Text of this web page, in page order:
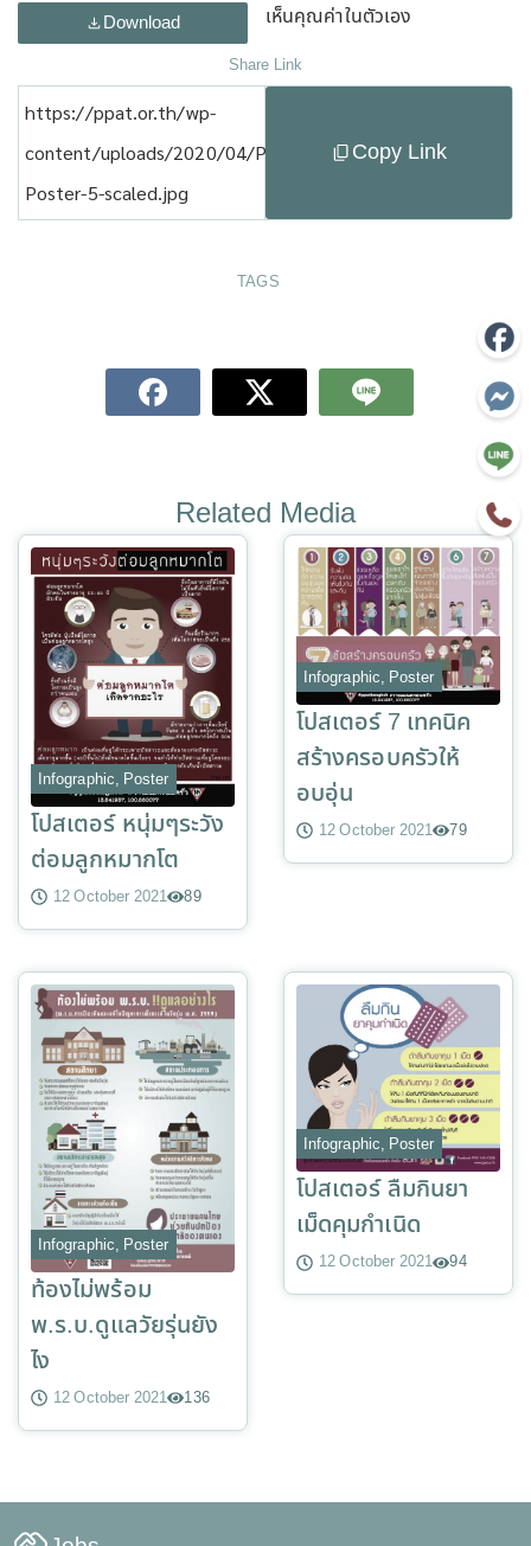
Download เห็นคุณค่าในตัวเอง
Share Link
https://ppat.or.th/wp-
content/uploads/2020/04/PPAT-
Poster-5-scaled.jpg
Copy Link
TAGS
Related Media
Infographic, Poster
โปสเตอร์ หนุ่มๆระวัง
ต่อมลูกหมากโต
12 October 2021 89
Infographic, Poster
โปสเตอร์ 7 เทคนิค
สร้างครอบครัวให้
อบอุ่น
12 October 2021 79
Infographic, Poster
ท้องไม่พร้อม
พ.ร.บ.ดูแลวัยรุ่นยัง
ไง
12 October 2021 136
Infographic, Poster
โปสเตอร์ ลืมกินยา
เม็ดคุมกำเนิด
12 October 2021 94